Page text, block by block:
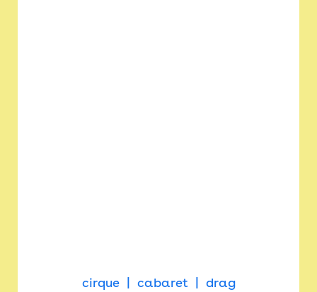
cirque cabaret drag